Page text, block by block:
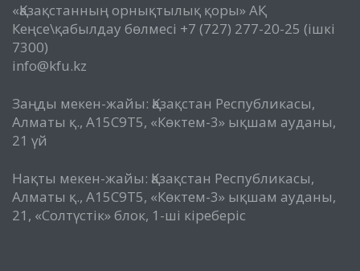
«Қазақстанның орнықтылық қоры» АҚ
Кеңсе\қабылдау бөлмесі +7 (727) 277-20-25 (ішкі
7300)
info@kfu.kz
Заңды мекен-жайы: Қазақстан Республикасы,
Алматы қ., A15C9T5, «Көктем-3» ықшам ауданы,
21 үй
Нақты мекен-жайы: Қазақстан Республикасы,
Алматы қ., A15C9T5, «Көктем-3» ықшам ауданы,
21, «Солтүстік» блок, 1-ші кіреберіс